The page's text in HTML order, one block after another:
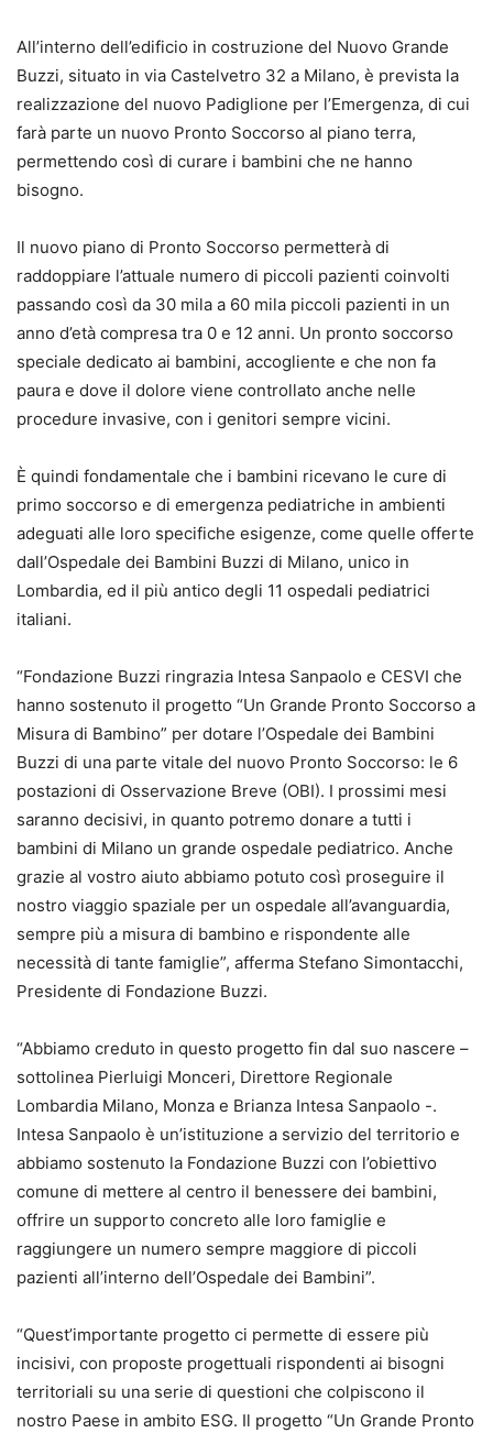
All’interno dell’edificio in costruzione del Nuovo Grande
Buzzi, situato in via Castelvetro 32 a Milano, è prevista la
realizzazione del nuovo Padiglione per l’Emergenza, di cui
farà parte un nuovo Pronto Soccorso al piano terra,
permettendo così di curare i bambini che ne hanno
bisogno.
Il nuovo piano di Pronto Soccorso permetterà di
raddoppiare l’attuale numero di piccoli pazienti coinvolti
passando così da 30 mila a 60 mila piccoli pazienti in un
anno d’età compresa tra 0 e 12 anni. Un pronto soccorso
speciale dedicato ai bambini, accogliente e che non fa
paura e dove il dolore viene controllato anche nelle
procedure invasive, con i genitori sempre vicini.
È quindi fondamentale che i bambini ricevano le cure di
primo soccorso e di emergenza pediatriche in ambienti
adeguati alle loro specifiche esigenze, come quelle offerte
dall’Ospedale dei Bambini Buzzi di Milano, unico in
Lombardia, ed il più antico degli 11 ospedali pediatrici
italiani.
“Fondazione Buzzi ringrazia Intesa Sanpaolo e CESVI che
hanno sostenuto il progetto “Un Grande Pronto Soccorso a
Misura di Bambino” per dotare l’Ospedale dei Bambini
Buzzi di una parte vitale del nuovo Pronto Soccorso: le 6
postazioni di Osservazione Breve (OBI). I prossimi mesi
saranno decisivi, in quanto potremo donare a tutti i
bambini di Milano un grande ospedale pediatrico. Anche
grazie al vostro aiuto abbiamo potuto così proseguire il
nostro viaggio spaziale per un ospedale all’avanguardia,
sempre più a misura di bambino e rispondente alle
necessità di tante famiglie”, afferma Stefano Simontacchi,
Presidente di Fondazione Buzzi.
“Abbiamo creduto in questo progetto fin dal suo nascere –
sottolinea Pierluigi Monceri, Direttore Regionale
Lombardia Milano, Monza e Brianza Intesa Sanpaolo -.
Intesa Sanpaolo è un’istituzione a servizio del territorio e
abbiamo sostenuto la Fondazione Buzzi con l’obiettivo
comune di mettere al centro il benessere dei bambini,
offrire un supporto concreto alle loro famiglie e
raggiungere un numero sempre maggiore di piccoli
pazienti all’interno dell’Ospedale dei Bambini”.
“Quest’importante progetto ci permette di essere più
incisivi, con proposte progettuali rispondenti ai bisogni
territoriali su una serie di questioni che colpiscono il
nostro Paese in ambito ESG. Il progetto “Un Grande Pronto